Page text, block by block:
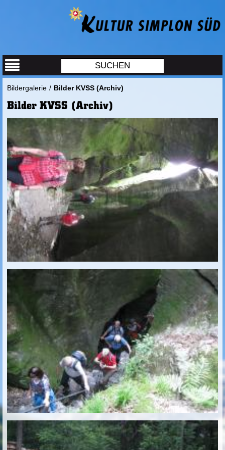
Bildergalerie / Bilder KVSS (Archiv)
Bilder KVSS (Archiv)